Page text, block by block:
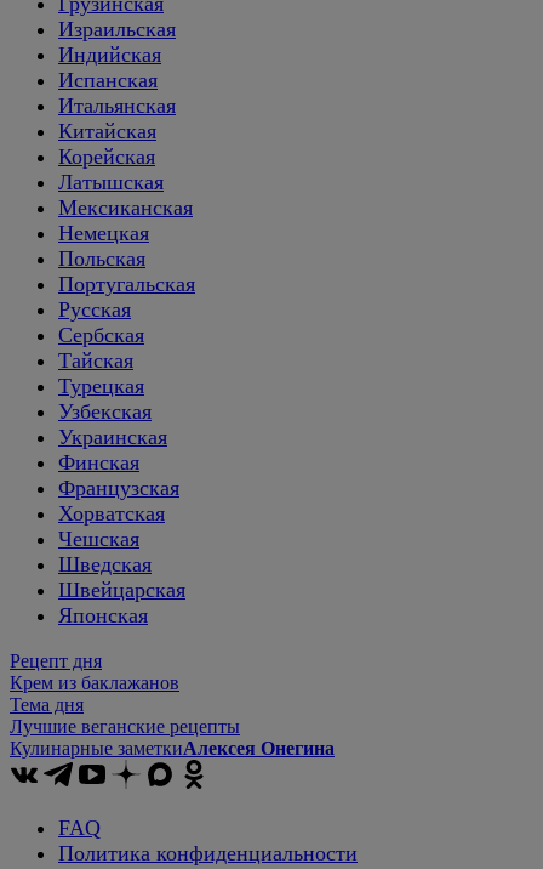
Израильская
Индийская
Испанская
Итальянская
Китайская
Корейская
Латышская
Мексиканская
Немецкая
Польская
Португальская
Русская
Сербская
Тайская
Турецкая
Узбекская
Украинская
Финская
Французская
Хорватская
Чешская
Шведская
Швейцарская
Японская
Рецепт дня
Крем из баклажанов
Тема дня
Лучшие веганские рецепты
Кулинарные заметкиАлексея Онегина
FAQ
Политика конфиденциальности